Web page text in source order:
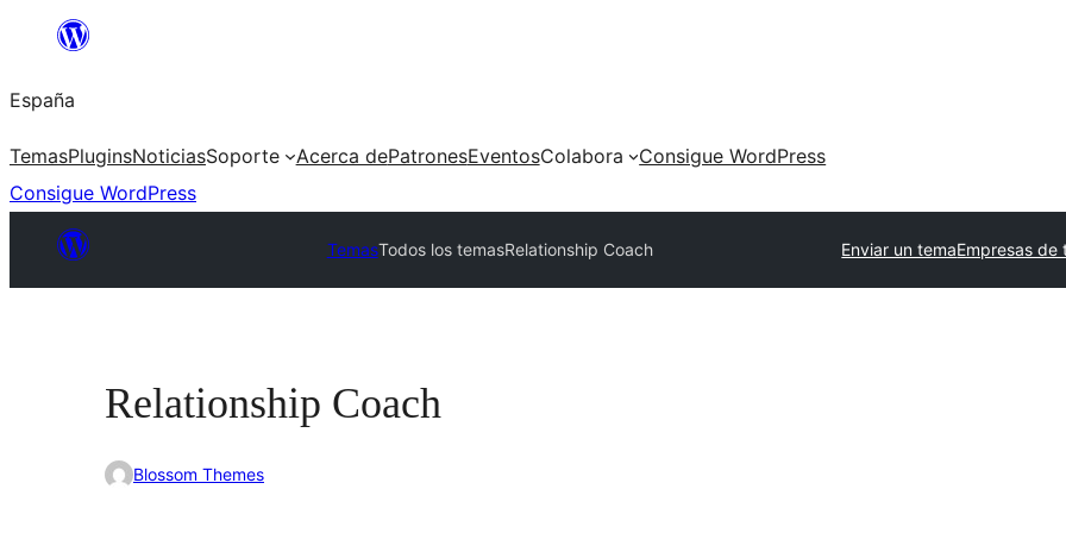
Saltar
contenido
España
TemasPluginsNoticiasSoporte Acerca dePatronesEventosColabora
Consigue WordPress
Consigue WordPress
TemasTodos los temasRelationship Coach Enviar un temaEmpresas de
Relationship Coach
Blossom Themes